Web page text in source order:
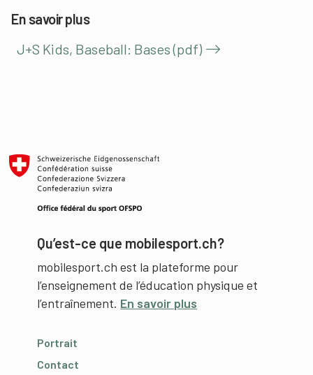
En savoir plus
J+S Kids, Baseball: Bases (pdf)
Qu’est-ce que mobilesport.ch?
mobilesport.ch est la plateforme pour
l’enseignement de l’éducation physique et
l’entraînement. En savoir plus
Portrait
Contact